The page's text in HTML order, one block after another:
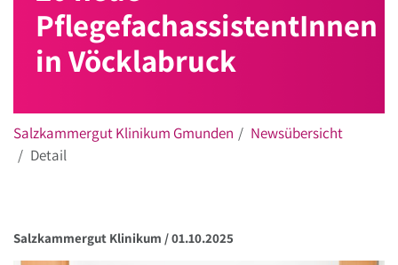
PflegefachassistentInnen
in Vöcklabruck
Salzkammergut Klinikum Gmunden
Newsübersicht
Detail
Salzkammergut Klinikum /01.10.2025